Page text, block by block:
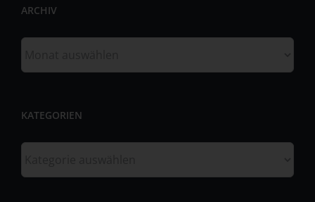
ARCHIV
KATEGORIEN
gemeinsam mit anderen über die Zwecke und Mittel der
Sind die Zwecke und Mittel dieser Verarbeitung durch das
vorgegeben, so kann der Verantwortliche
Mitgliedstaaten vorgesehen werden.
h) Auftragsverarbeiter